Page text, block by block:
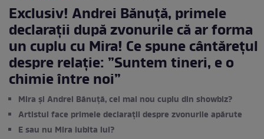
Exclusiv! Andrei Bănuță, primele
declarații după zvonurile că ar forma
un cuplu cu Mira! Ce spune cântărețul
despre relație: ”Suntem tineri, e o
chimie între noi”
Mira și Andrei Bănuță, cel mai nou cuplu din showbiz?
Artistul face primele declarații despre zvonurile apărute
E sau nu Mira iubita lui?